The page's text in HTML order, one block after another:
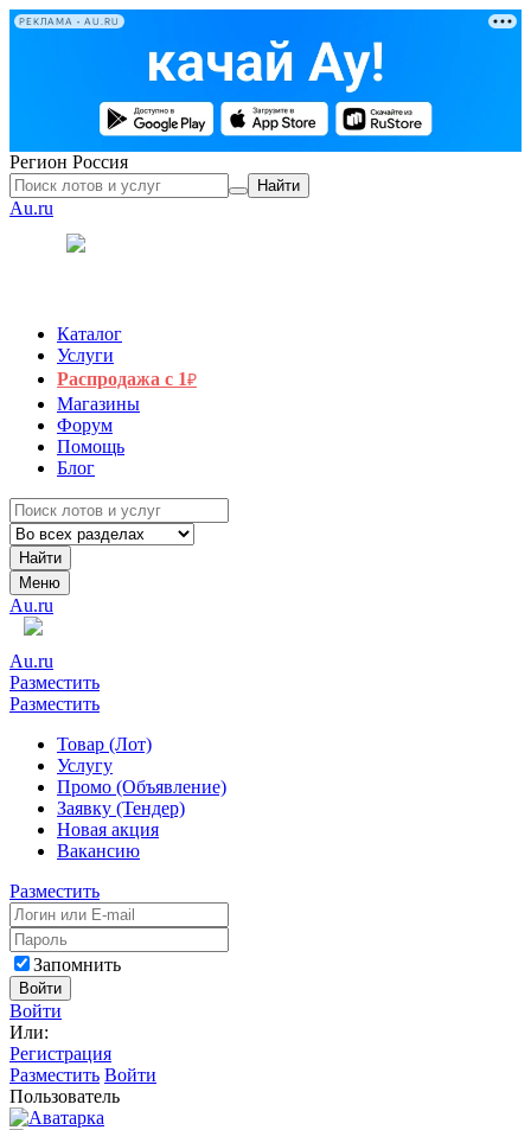
РЕКЛАМА • AU.RU
Регион Россия
Найти
Au.ru
Каталог
Услуги
Распродажа с 1₽
Магазины
Форум
Помощь
Блог
Найти
Меню
Au.ru
Au.ru
Разместить
Разместить
Товар (Лот)
Услугу
Промо (Объявление)
Заявку (Тендер)
Новая акция
Вакансию
Разместить
Запомнить
Войти
Войти
Или:
Регистрация
Разместить Войти
Пользователь